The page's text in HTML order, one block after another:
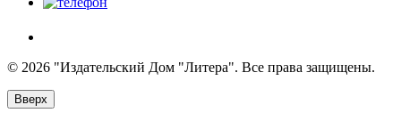
© 2026 "Издательский Дом "Литера". Все права защищены.
Вверх